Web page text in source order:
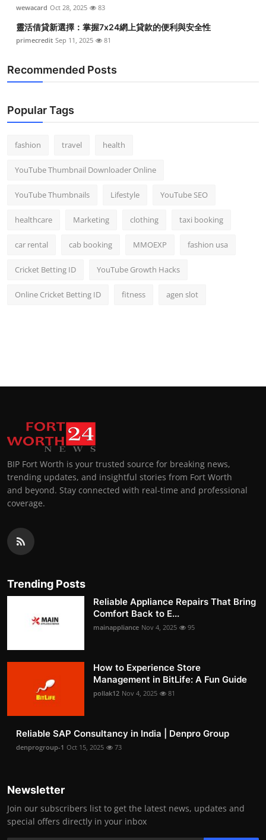
wewacard Oct 28, 2025 83
靈活借貸新選擇：掌握7x24網上貸款的便利與安全性
primecredit Sep 11, 2025 81
Recommended Posts
Popular Tags
fashion travel health
YouTube Thumbnail Downloader Online
YouTube Thumbnails Lifestyle YouTube SEO
healthcare Marketing clothing taxi booking
car rental cab booking MMOEXP fashion usa
Cricket Betting ID YouTube Growth Hacks
Online Cricket Betting ID fitness agen slot
BIP Fort Worth is your trusted source for breaking news,
trending updates, and insightful stories from Fort Worth
and beyond. Stay connected with real-time and professional
coverage.
Trending Posts
Reliable Appliance Repairs That Bring
Comfort Back to E...
mainappliance Nov 4, 2025 95
How to Experience Store
Management in BitLife: A Fun Guide
pollak12 Nov 4, 2025 81
Reliable SAP Consultancy in India | Denpro Group
denprogroup-1 Oct 15, 2025 73
Newsletter
Join our subscribers list to get the latest news, updates and
special offers directly in your inbox